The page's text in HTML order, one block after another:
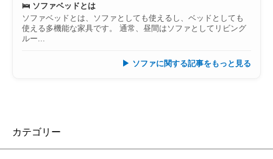
🛌 ソファベッドとは
ソファベッドとは、ソファとしても使えるし、ベッドとしても
使える多機能な家具です。 通常、昼間はソファとしてリビング
ルー...
▶ ソファに関する記事をもっと見る
カテゴリー